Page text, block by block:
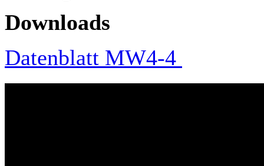
Downloads
Datenblatt MW4-4